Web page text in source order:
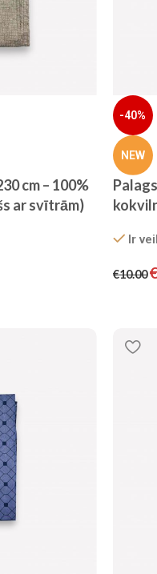
cm – 100%
ar svītrām)
-40%
NEW
Ir
€10.00